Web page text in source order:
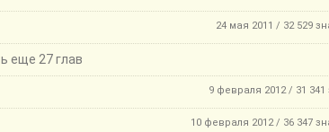
24 мая 2011 / 32 529
еще 27 глав
9 февраля 2012 / 31 341
10 февраля 2012 / 36 347